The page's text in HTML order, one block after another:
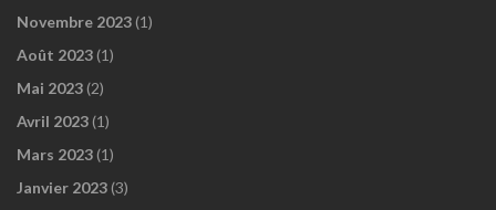
Novembre 2023 (1)
Août 2023 (1)
Mai 2023 (2)
Avril 2023 (1)
Mars 2023 (1)
Janvier 2023 (3)